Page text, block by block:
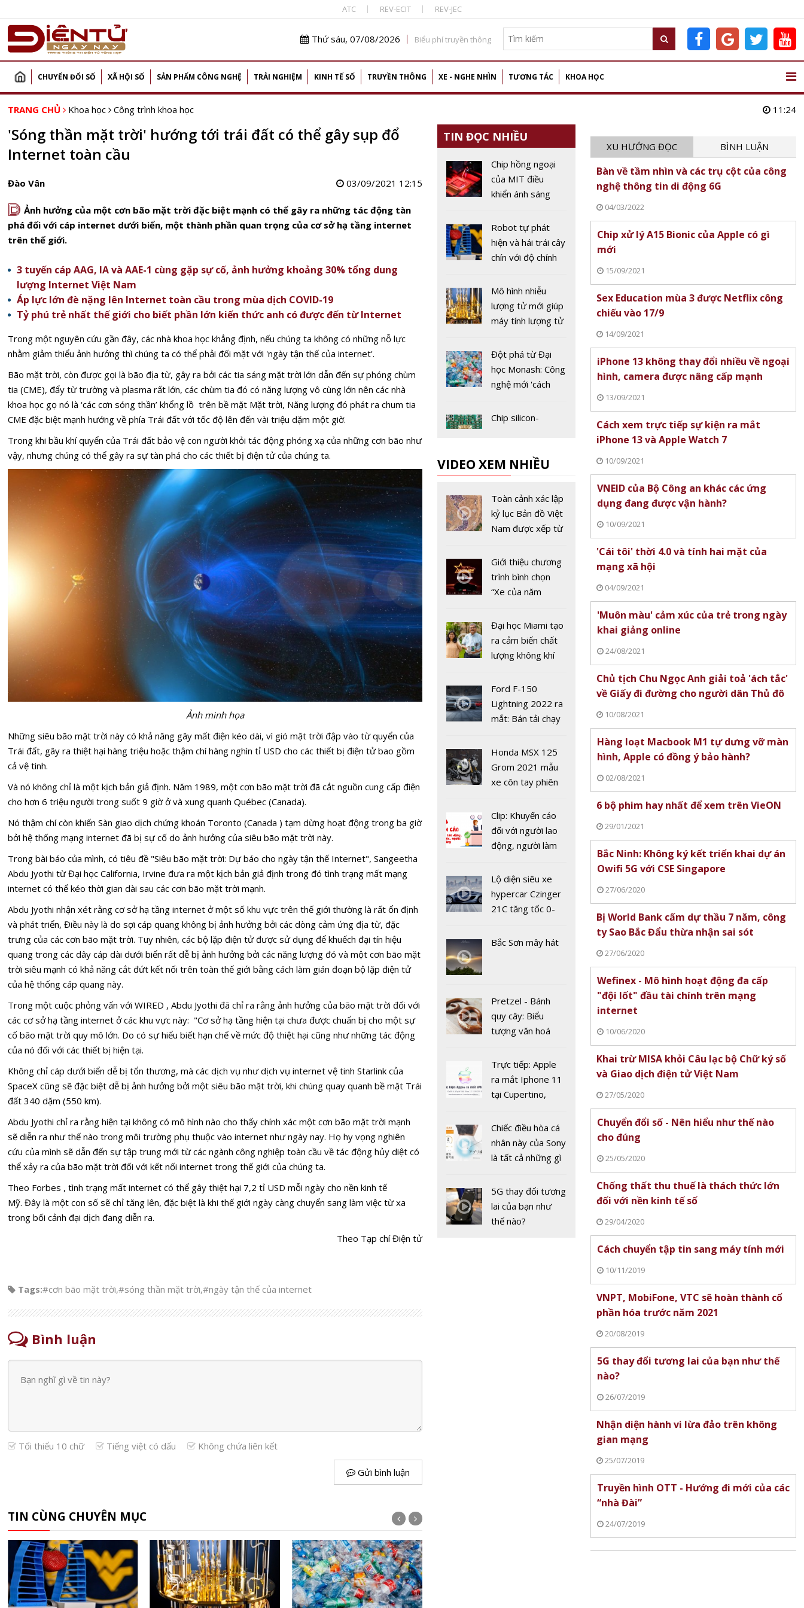
ATC REV-ECIT REV-JEC
Thứ sáu, 07/08/2026 Biểu phí truyền thông
CHUYỂN ĐỔI SỐ XÃ HỘI SỐ SẢN PHẨM CÔNG NGHỆ TRẢI NGHIỆM KINH TẾ SỐ TRUYỀN THÔNG XE - NGHE NHÌN TƯƠNG TÁC KHOA HỌC
TRANG CHỦ Khoa học Công trình khoa học 11:24
'Sóng thần mặt trời' hướng tới trái đất có thể gây sụp đổ
Internet toàn cầu
Đào Vân 03/09/2021 12:15
D Ảnh hưởng của một cơn bão mặt trời đặc biệt mạnh có thể gây ra những tác động tàn
phá đối với cáp internet dưới biển, một thành phần quan trọng của cơ sở hạ tầng internet
trên thế giới.
3 tuyến cáp AAG, IA và AAE-1 cùng gặp sự cố, ảnh hưởng khoảng 30% tổng dung
lượng Internet Việt Nam
Áp lực lớn đè nặng lên Internet toàn cầu trong mùa dịch COVID-19
Tỷ phú trẻ nhất thế giới cho biết phần lớn kiến thức anh có được đến từ Internet
Trong một nguyên cứu gần đây, các nhà khoa học khẳng định, nếu chúng ta không có những nỗ lực
nhằm giảm thiểu ảnh hưởng thì chúng ta có thể phải đối mặt với 'ngày tận thế của internet'.
Bão mặt trời, còn được gọi là bão địa từ, gây ra bởi các tia sáng mặt trời lớn dẫn đến sự phóng chùm
tia (CME), đẩy từ trường và plasma rất lớn, các chùm tia đó có năng lượng vô cùng lớn nên các nhà
khoa học gọ nó là ‘các cơn sóng thần’ khổng lồ trên bề mặt Mặt trời, Năng lượng đó phát ra chum tia
CME đặc biệt mạnh hướng về phía Trái đất với tốc độ lên đến vài triệu dặm một giờ.
Trong khi bầu khí quyển của Trái đất bảo vệ con người khỏi tác động phóng xạ của những cơn bão như
vậy, nhưng chúng có thể gây ra sự tàn phá cho các thiết bị điện tử của chúng ta.
Ảnh minh họa
Những siêu bão mặt trời này có khả năng gây mất điện kéo dài, vì gió mặt trời đập vào từ quyển của
Trái đất, gây ra thiệt hại hàng triệu hoặc thậm chí hàng nghìn tỉ USD cho các thiết bị điện tử bao gồm
cả vệ tinh.
Và nó không chỉ là một kịch bản giả định. Năm 1989, một cơn bão mặt trời đã cắt nguồn cung cấp điện
cho hơn 6 triệu người trong suốt 9 giờ ở và xung quanh Québec (Canada).
Nó thậm chí còn khiến Sàn giao dịch chứng khoán Toronto (Canada ) tạm dừng hoạt động trong ba giờ
bởi hệ thống mạng internet đã bị sự cố do ảnh hưởng của siêu bão mặt trời này.
Trong bài báo của mình, có tiêu đề "Siêu bão mặt trời: Dự báo cho ngày tận thế Internet", Sangeetha
Abdu Jyothi từ Đại học California, Irvine đưa ra một kịch bản giả định trong đó tình trạng mất mạng
internet có thể kéo thời gian dài sau các cơn bão mặt trời mạnh.
Abdu Jyothi nhận xét rằng cơ sở hạ tầng internet ở một số khu vực trên thế giới thường là rất ổn định
và phát triển, Điều này là do sợi cáp quang không bị ảnh hưởng bởi các dòng cảm ứng địa từ, đặc
trưng của các cơn bão mặt trời. Tuy nhiên, các bộ lặp điện tử được sử dụng để khuếch đại tín hiệu
quang trong các dây cáp dài dưới biển rất dễ bị ảnh hưởng bởi các năng lượng đó và một cơn bão mặt
trời siêu mạnh có khả năng cắt đứt kết nối trên toàn thế giới bằng cách làm gián đoạn bộ lặp điện tử
của hệ thống cáp quang này.
Trong một cuộc phỏng vấn với WIRED , Abdu Jyothi đã chỉ ra rằng ảnh hưởng của bão mặt trời đối với
các cơ sở hạ tầng internet ở các khu vực này: "Cơ sở hạ tầng hiện tại chưa được chuẩn bị cho một sự
cố bão mặt trời quy mô lớn. Do có sự hiểu biết hạn chế về mức độ thiệt hại cũng như những tác động
của nó đối với các thiết bị hiện tại.
Không chỉ cáp dưới biển dễ bị tổn thương, mà các dịch vụ như dịch vụ internet vệ tinh Starlink của
SpaceX cũng sẽ đặc biệt dễ bị ảnh hưởng bởi một siêu bão mặt trời, khi chúng quay quanh bề mặt Trái
đất 340 dặm (550 km).
Abdu Jyothi chỉ ra rằng hiện tại không có mô hình nào cho thấy chính xác một cơn bão mặt trời mạnh
sẽ diễn ra như thế nào trong môi trường phụ thuộc vào internet như ngày nay. Họ hy vọng nghiên
cứu của mình sẽ dẫn đến sự tập trung mới từ các ngành công nghiệp toàn cầu về tác động hủy diệt có
thể xảy ra của bão mặt trời đối với kết nối internet trong thế giới của chúng ta.
Theo Forbes , tình trạng mất internet có thể gây thiệt hại 7,2 tỉ USD mỗi ngày cho nền kinh tế
Mỹ. Đây là một con số sẽ chỉ tăng lên, đặc biệt là khi thế giới ngày càng chuyển sang làm việc từ xa
trong bối cảnh đại dịch đang diễn ra.
Theo Tạp chí Điện tử
Tags:#cơn bão mặt trời,#sóng thần mặt trời,#ngày tận thế của internet
Bình luận
Tối thiểu 10 chữ Tiếng việt có dấu Không chứa liên kết
Gửi bình luận
TIN CÙNG CHUYÊN MỤC
TIN ĐỌC NHIỀU
Chip hồng ngoại
của MIT điều
khiển ánh sáng
ảnh
Robot tự phát
hiện và hái trái cây
chín với độ chính
đối
Mô hình nhiễu
lượng tử mới giúp
máy tính lượng tử
Đột phá từ Đại
học Monash: Công
nghệ mới 'cách
trình tái chế nhựa
Chip silicon-
đường cho trung
tâm dữ liệu và
mạng 6G
hệ pin xe điện mới
với những đột phá
về công nghệ
Siêu máy tính đám
tiết đầu tiên trên
thế giới
giải trình tự 1.000
hệ gene người
Việt: Giúp điều trị
Con người - Động
vật bậc cao nhất
nhưng lại cô đơn
tinh của mình
Phương trình
Einstein '100 năm
VIDEO XEM NHIỀU
Toàn cảnh xác lập
kỷ lục Bản đồ Việt
Nam được xếp từ
năm 2022
Giới thiệu chương
trình bình chọn
“Xe của năm
Đại học Miami tạo
ra cảm biến chất
lượng không khí
19
Ford F-150
Lightning 2022 ra
mắt: Bán tải chạy
chưa đến 40 nghìn
USD
Honda MSX 125
Grom 2021 mẫu
xe côn tay phiên
Clip: Khuyến cáo
đối với người lao
động, người làm
hàng tại khu dịch
vụ trong dịch
Covid-19
Lộ diện siêu xe
hypercar Czinger
21C tăng tốc 0-
2 giây
Bắc Sơn mây hát
Pretzel - Bánh
quy cây: Biểu
tượng văn hoá
tranh cãi về nguồn
gốc
Trực tiếp: Apple
ra mắt Iphone 11
tại Cupertino,
Chiếc điều hòa cá
nhân này của Sony
là tất cả những gì
sót qua mùa hè
nóng nực
5G thay đổi tương
lai của bạn như
thế nào?
XU HƯỚNG ĐỌC BÌNH LUẬN
Bàn về tầm nhìn và các trụ cột của công
nghệ thông tin di động 6G
04/03/2022
Chip xử lý A15 Bionic của Apple có gì
mới
15/09/2021
Sex Education mùa 3 được Netflix công
chiếu vào 17/9
14/09/2021
iPhone 13 không thay đổi nhiều về ngoại
hình, camera được nâng cấp mạnh
13/09/2021
Cách xem trực tiếp sự kiện ra mắt
iPhone 13 và Apple Watch 7
10/09/2021
VNEID của Bộ Công an khác các ứng
dụng đang được vận hành?
10/09/2021
'Cái tôi' thời 4.0 và tính hai mặt của
mạng xã hội
04/09/2021
'Muôn màu' cảm xúc của trẻ trong ngày
khai giảng online
24/08/2021
Chủ tịch Chu Ngọc Anh giải toả 'ách tắc'
về Giấy đi đường cho người dân Thủ đô
10/08/2021
Hàng loạt Macbook M1 tự dưng vỡ màn
hình, Apple có đồng ý bảo hành?
02/08/2021
6 bộ phim hay nhất để xem trên VieON
29/01/2021
Bắc Ninh: Không ký kết triển khai dự án
Owifi 5G với CSE Singapore
27/06/2020
Bị World Bank cấm dự thầu 7 năm, công
ty Sao Bắc Đẩu thừa nhận sai sót
27/06/2020
Wefinex - Mô hình hoạt động đa cấp
"đội lốt" đầu tài chính trên mạng
internet
10/06/2020
Khai trừ MISA khỏi Câu lạc bộ Chữ ký số
và Giao dịch điện tử Việt Nam
27/05/2020
Chuyển đổi số - Nên hiểu như thế nào
cho đúng
25/05/2020
Chống thất thu thuế là thách thức lớn
đối với nền kinh tế số
29/04/2020
Cách chuyển tập tin sang máy tính mới
10/11/2019
VNPT, MobiFone, VTC sẽ hoàn thành cổ
phần hóa trước năm 2021
20/08/2019
5G thay đổi tương lai của bạn như thế
nào?
26/07/2019
Nhận diện hành vi lừa đảo trên không
gian mạng
25/07/2019
Truyền hình OTT - Hướng đi mới của các
“nhà Đài”
24/07/2019